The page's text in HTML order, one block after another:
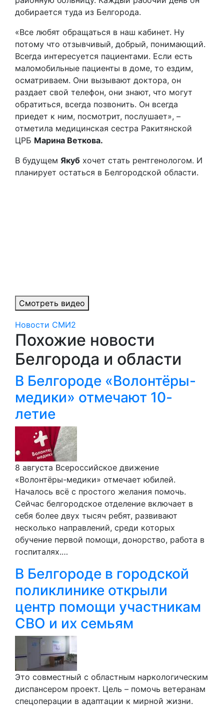
добирается туда из Белгорода.
«Все любят обращаться в наш кабинет. Ну
потому что отзывчивый, добрый, понимающий.
Всегда интересуется пациентами. Если есть
маломобильные пациенты в доме, то ездим,
осматриваем. Они вызывают доктора, он
раздает свой телефон, они знают, что могут
обратиться, всегда позвонить. Он всегда
приедет к ним, посмотрит, послушает», –
отметила медицинская сестра Ракитянской
ЦРБ Марина Веткова.
В будущем Якуб хочет стать рентгенологом. И
планирует остаться в Белгородской области.
Смотреть видео
Новости СМИ2
Похожие новости
Белгорода и области
В Белгороде «Волонтёры-
медики» отмечают 10-
летие
8 августа Всероссийское движение
«Волонтёры-медики» отмечает юбилей.
Началось всё с простого желания помочь.
Сейчас белгородское отделение включает в
себя более двух тысяч ребят, развивают
несколько направлений, среди которых
обучение первой помощи, донорство, работа в
госпиталях.…
В Белгороде в городской
поликлинике открыли
центр помощи участникам
СВО и их семьям
Это совместный с областным наркологическим
диспансером проект. Цель – помочь ветеранам
спецоперации в адаптации к мирной жизни.